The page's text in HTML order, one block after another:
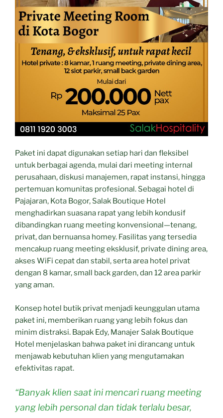
Paket ini dapat digunakan setiap hari dan fleksibel
untuk berbagai agenda, mulai dari meeting internal
perusahaan, diskusi manajemen, rapat instansi, hingga
pertemuan komunitas profesional. Sebagai hotel di
Pajajaran, Kota Bogor, Salak Boutique Hotel
menghadirkan suasana rapat yang lebih kondusif
dibandingkan ruang meeting konvensional—tenang,
privat, dan bernuansa homey. Fasilitas yang tersedia
mencakup ruang meeting eksklusif, private dining area,
akses WiFi cepat dan stabil, serta area hotel privat
dengan 8 kamar, small back garden, dan 12 area parkir
yang aman.
Konsep hotel butik privat menjadi keunggulan utama
paket ini, memberikan ruang yang lebih fokus dan
minim distraksi. Bapak Edy, Manajer Salak Boutique
Hotel menjelaskan bahwa paket ini dirancang untuk
menjawab kebutuhan klien yang mengutamakan
efektivitas rapat.
“Banyak klien saat ini mencari ruang meeting
yang lebih personal dan tidak terlalu besar,